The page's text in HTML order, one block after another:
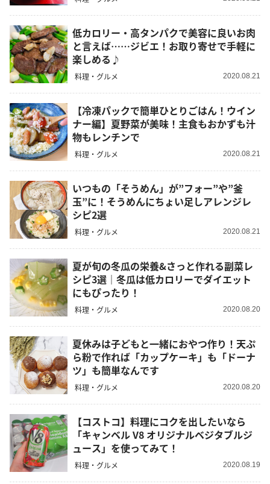
低カロリー・高タンパクで美容に良いお肉
と言えば……ジビエ！お取り寄せで手軽に
楽しめる♪
料理・グルメ 2020.08.21
【冷凍パックで簡単ひとりごはん！ウイン
ナー編】夏野菜が美味！主食もおかずも汁
物もレンチンで
料理・グルメ 2020.08.21
いつもの「そうめん」が”フォー”や”釜
玉”に！そうめんにちょい足しアレンジレ
シピ2選
料理・グルメ 2020.08.21
夏が旬の冬瓜の栄養&さっと作れる副菜レ
シピ3選｜冬瓜は低カロリーでダイエット
にもぴったり！
料理・グルメ 2020.08.20
夏休みは子どもと一緒におやつ作り！天ぷ
ら粉で作れば「カップケーキ」も「ドーナ
ツ」も簡単なんです
料理・グルメ 2020.08.20
【コストコ】料理にコクを出したいなら
「キャンベル V8 オリジナルベジタブルジ
ュース」を使ってみて！
料理・グルメ 2020.08.19